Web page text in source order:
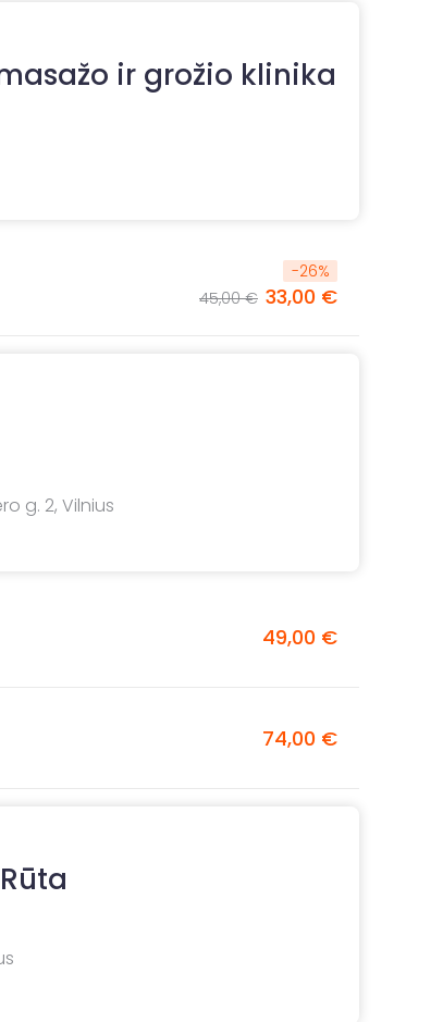
masažo ir grožio klinika
-26%
45,00 € 33,00 €
g. 2, Vilnius
49,00 €
74,00 €